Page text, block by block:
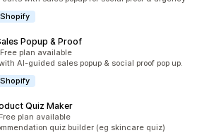
Popup & Proof
ว
Free plan available
AI-guided sales popup & social proof pop up.
Quiz Maker
ว
Free plan available
quiz builder (eg skincare quiz)